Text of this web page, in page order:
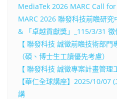
MediaTek 2026 MARC Call
MARC 2026 聯發科技前瞻研究
& 「卓越貢獻獎」_115/3/31 徵
【 聯發科技 誠徵前瞻技術部
（碩、博士生工讀優先考慮）
【 聯發科技 誠徵專案計畫管理
【華仁全球講座】2025/10/07
講